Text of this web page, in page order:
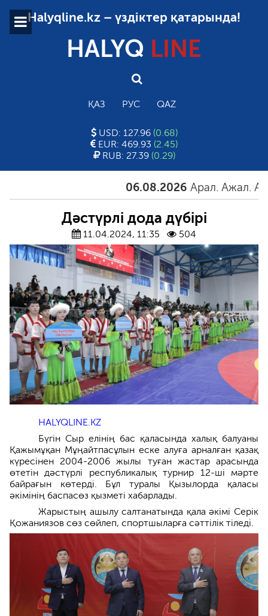
Halyqline.kz – үздіктер қатарында!
HALYQ LINE
ҚАЗ РУС QAZ
USD: 127.96 (0.68)
EUR: 469.93 (2.45)
RUB: 27.39 (0.29)
06.08.2026 Арал. Ажал. Айғақ
Дәстүрлі дода дүбірі
11.04.2024, 11:35 504
HALYQLINE.KZ
Бүгін Сыр елінің бас қаласында халық балуаны
Қажымұқан Мұңайтпасұлын еске алуға арналған қазақ
күресінен 2004-2006 жылы туған жастар арасында
өтетін дәстүрлі республикалық турнир 12-ші мәрте
байрағын көтерді. Бұл туралы Қызылорда қаласы
әкімінің баспасөз қызметі хабарлады.
Жарыстың ашылу салтанатында қала әкімі Серік
Қожаниязов сөз сөйлеп, спортшыларға сәттілік тіледі.